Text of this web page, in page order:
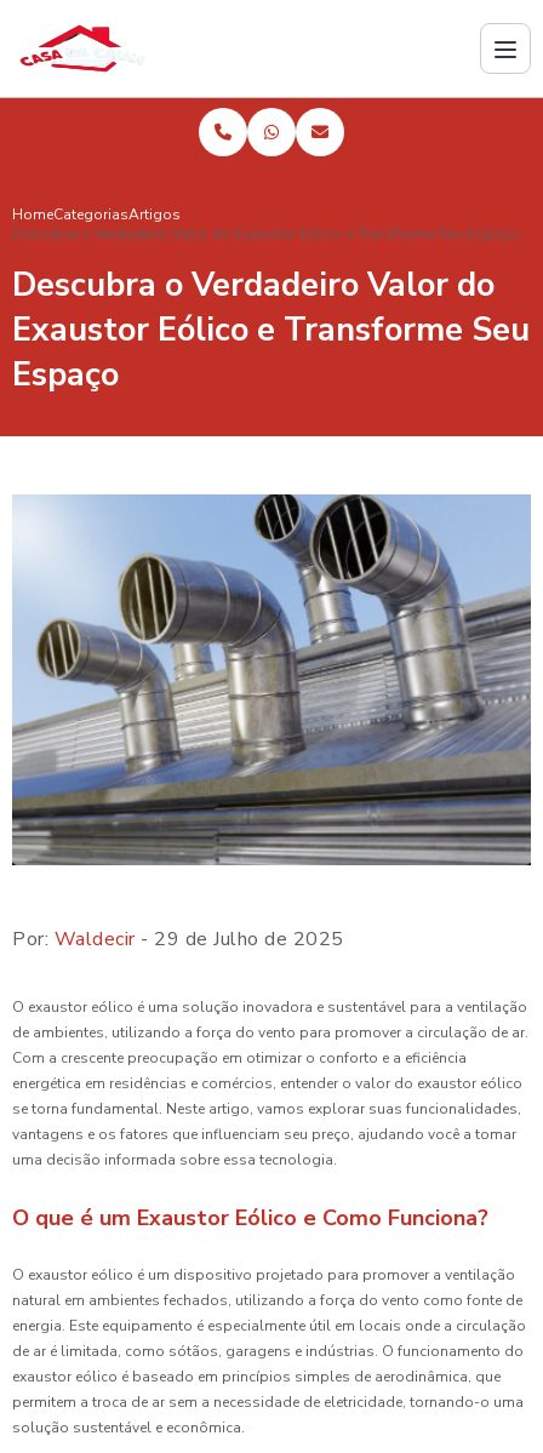
HomeCategoriasArtigos
Descubra o Verdadeiro Valor do Exaustor Eólico e Transforme Seu Espaço
Descubra o Verdadeiro Valor do
Exaustor Eólico e Transforme Seu
Espaço
Por: Waldecir- 29 de Julho de 2025
O exaustor eólico é uma solução inovadora e sustentável para a ventilação
de ambientes, utilizando a força do vento para promover a circulação de ar.
Com a crescente preocupação em otimizar o conforto e a eficiência
energética em residências e comércios, entender o valor do exaustor eólico
se torna fundamental. Neste artigo, vamos explorar suas funcionalidades,
vantagens e os fatores que influenciam seu preço, ajudando você a tomar
uma decisão informada sobre essa tecnologia.
O que é um Exaustor Eólico e Como Funciona?
O exaustor eólico é um dispositivo projetado para promover a ventilação
natural em ambientes fechados, utilizando a força do vento como fonte de
energia. Este equipamento é especialmente útil em locais onde a circulação
de ar é limitada, como sótãos, garagens e indústrias. O funcionamento do
exaustor eólico é baseado em princípios simples de aerodinâmica, que
permitem a troca de ar sem a necessidade de eletricidade, tornando-o uma
solução sustentável e econômica.